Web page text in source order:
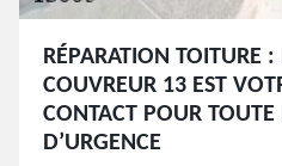
RÉPARATION TOITURE :
COUVREUR 13 EST
CONTACT POUR
D’URGENCE